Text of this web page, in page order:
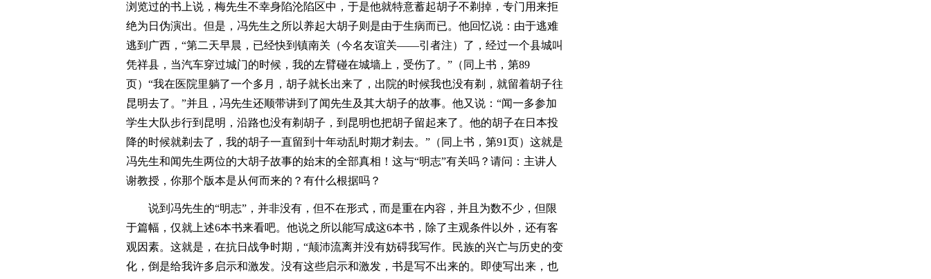
浏览过的书上说，梅先生不幸身陷沦陷区中，于是他就特意蓄起胡子不剃掉，专门用来拒
绝为日伪演出。但是，冯先生之所以养起大胡子则是由于生病而已。他回忆说：由于逃难
逃到广西，“第二天早晨，已经快到镇南关（今名友谊关――引者注）了，经过一个县城叫
凭祥县，当汽车穿过城门的时候，我的左臂碰在城墙上，受伤了。”（同上书，第89
页）“我在医院里躺了一个多月，胡子就长出来了，出院的时候我也没有剃，就留着胡子往
昆明去了。”并且，冯先生还顺带讲到了闻先生及其大胡子的故事。他又说：“闻一多参加
学生大队步行到昆明，沿路也没有剃胡子，到昆明也把胡子留起来了。他的胡子在日本投
降的时候就剃去了，我的胡子一直留到十年动乱时期才剃去。”（同上书，第91页）这就是
冯先生和闻先生两位的大胡子故事的始末的全部真相！这与“明志”有关吗？请问：主讲人
谢教授，你那个版本是从何而来的？有什么根据吗？
说到冯先生的“明志”，并非没有，但不在形式，而是重在内容，并且为数不少，但限
于篇幅，仅就上述6本书来看吧。他说之所以能写成这6本书，除了主观条件以外，还有客
观因素。这就是，在抗日战争时期，“颠沛流离并没有妨碍我写作。民族的兴亡与历史的变
化，倒是给我许多启示和激发。没有这些启示和激发，书是写不出来的。即使写出来，也